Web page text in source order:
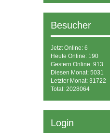
Besucher
Jetzt Online: 6
Heute Online: 190
Gestern Online: 913
Diesen Monat: 5031
Letzter Monat: 31722
Total: 2028064
Login